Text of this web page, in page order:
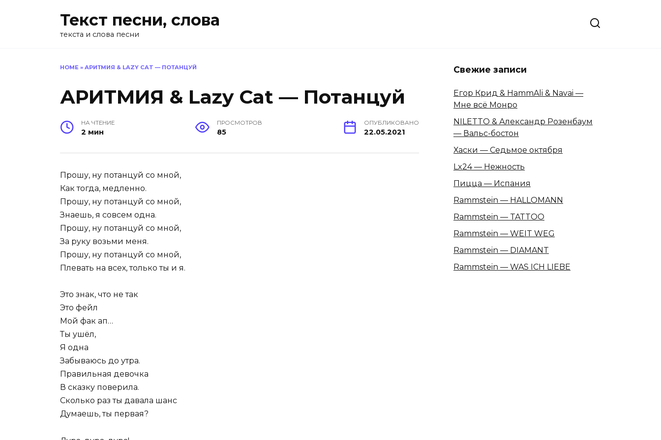
Текст песни, слова
текста и слова песни
HOME » АРИТМИЯ & LAZY CAT — ПОТАНЦУЙ
АРИТМИЯ & Lazy Cat — Потанцуй
НА ЧТЕНИЕ
2 мин
ПРОСМОТРОВ
85
ОПУБЛИКОВАНО
22.05.2021
Прошу, ну потанцуй со мной,
Как тогда, медленно.
Прошу, ну потанцуй со мной,
Знаешь, я совсем одна.
Прошу, ну потанцуй со мной,
За руку возьми меня.
Прошу, ну потанцуй со мной,
Плевать на всех, только ты и я.
Это знак, что не так
Это фейл
Мой фак ап…
Ты ушёл,
Я одна
Забываюсь до утра.
Правильная девочка
В сказку поверила.
Сколько раз ты давала шанс
Думаешь, ты первая?
Свежие записи
Егор Крид & HammAli & Navai —
Мне всё Монро
NILETTO & Александр Розенбаум
— Вальс-бостон
Хаски — Седьмое октября
Lx24 — Нежность
Пицца — Испания
Rammstein — HALLOMANN
Rammstein — TATTOO
Rammstein — WEIT WEG
Rammstein — DIAMANT
Rammstein — WAS ICH LIEBE